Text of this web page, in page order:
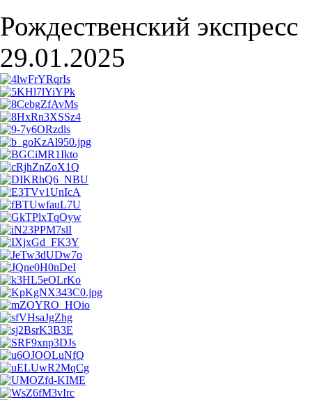
Рождественский экспресс
29.01.2025